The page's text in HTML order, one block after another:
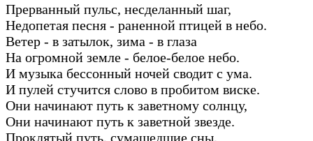
Прерванный пульс, несделанный шаг,
Недопетая песня - раненной птицей в небо.
Ветер - в затылок, зима - в глаза
На огромной земле - белое-белое небо.
И музыка бессонный ночей сводит с ума.
И пулей стучится слово в пробитом виске.
Они начинают путь к заветному солнцу,
Они начинают путь к заветной звезде.
Проклятый путь, сумашедшие сны,